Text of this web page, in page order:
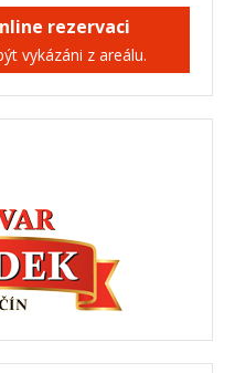
rezervaci
vykázáni z areálu.